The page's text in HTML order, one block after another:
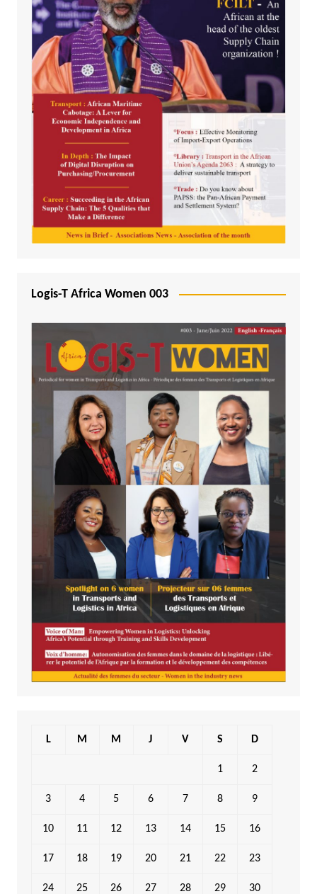
Logis-T Africa Women 003
L M M J V S D
1 2
3 4 5 6 7 8 9
10 11 12 13 14 15 16
17 18 19 20 21 22 23
24 25 26 27 28 29 30